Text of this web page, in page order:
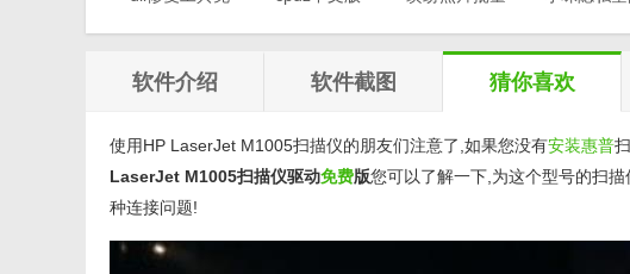
软件介绍 软件截图 猜你喜欢
使用HP LaserJet M1005扫描仪的朋友们注意了,如果您没有安装惠普
LaserJet M1005扫描仪驱动免费版您可以了解一下,为这个型号的扫
种连接问题!